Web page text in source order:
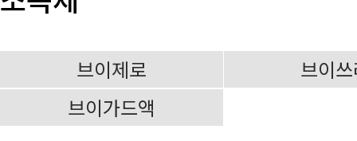
브이제로
브이
브이가드액